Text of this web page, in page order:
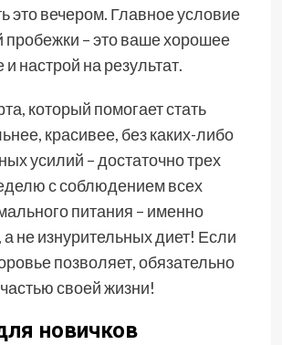
это вечером. Главное условие
– это ваше хорошее
настрой на результат.
который помогает стать
красивее, без каких-либо
усилий – достаточно трех
с соблюдением всех
питания – именно
не изнурительных диет! Если
позволяет, обязательно
своей жизни!
новичков